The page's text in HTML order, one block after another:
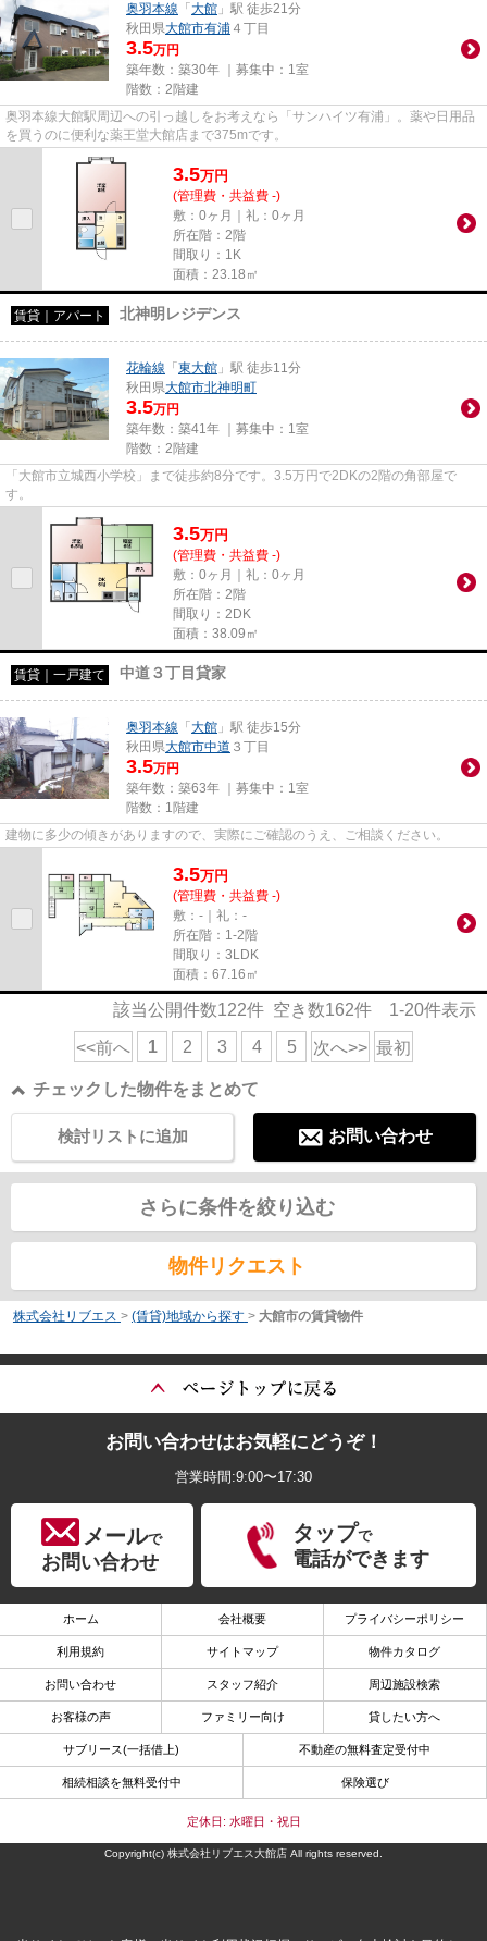
奥羽本線 「 大館 」駅 徒歩21分
秋田県大館市有浦 ４丁目
3.5万円
築年数：築30年 ｜募集中： 1室
階数：2階建
奥羽本線大館駅周辺への引っ越しをお考えなら「サンハイツ有浦」。薬や日用品
を買うのに便利な薬王堂大館店まで375mです。
3.5万円
(管理費・共益費 -)
敷：0ヶ月｜礼：0ヶ月
所在階：2階
間取り：1K
面積：23.18㎡
賃貸｜アパート 北神明レジデンス
花輪線 「 東大館 」駅 徒歩11分
秋田県大館市北神明町
3.5万円
築年数：築41年 ｜募集中： 1室
階数：2階建
「大館市立城西小学校」まで徒歩約8分です。3.5万円で2DKの2階の角部屋で
す。
3.5万円
(管理費・共益費 -)
敷：0ヶ月｜礼：0ヶ月
所在階：2階
間取り：2DK
面積：38.09㎡
賃貸｜一戸建て 中道３丁目貸家
奥羽本線 「 大館 」駅 徒歩15分
秋田県大館市中道 ３丁目
3.5万円
築年数：築63年 ｜募集中： 1室
階数：1階建
建物に多少の傾きがありますので、実際にご確認のうえ、ご相談ください。
3.5万円
(管理費・共益費 -)
敷：-｜礼：-
所在階：1-2階
間取り：3LDK
面積：67.16㎡
該当公開件数122件 空き数162件 1-20件表示
<<前へ 1 2 3 4 5 次へ>> 最初
チェックした物件をまとめて
お問い合わせ
検討リストに追加
さらに条件を絞り込む
物件リクエスト
株式会社リブエス > (賃貸)地域から探す > 大館市の賃貸物件
お問い合わせはお気軽にどうぞ！
営業時間:9:00〜17:30
メールで
お問い合わせ
タップで
電話ができます
ホーム 会社概要 プライバシーポリシー
利用規約 サイトマップ 物件カタログ
お問い合わせ スタッフ紹介 周辺施設検索
お客様の声 ファミリー向け 貸したい方へ
サブリース(一括借上) 不動産の無料査定受付中
相続相談を無料受付中 保険選び
定休日: 水曜日・祝日
Copyright(c) 株式会社リブエス大館店 All rights reserved.